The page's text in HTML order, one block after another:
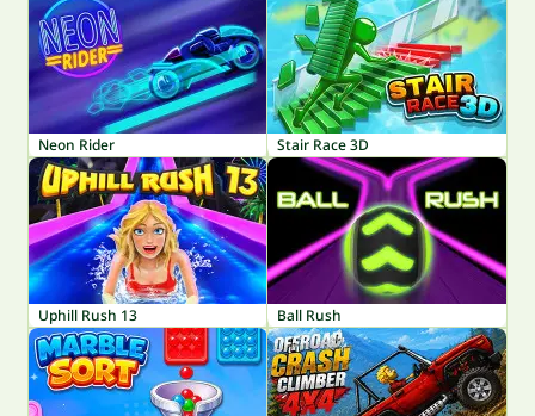
Neon Rider Stair Race 3D
Uphill Rush 13 Ball Rush